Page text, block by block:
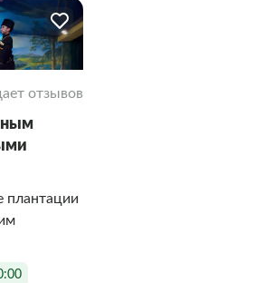
отзывов
плантации